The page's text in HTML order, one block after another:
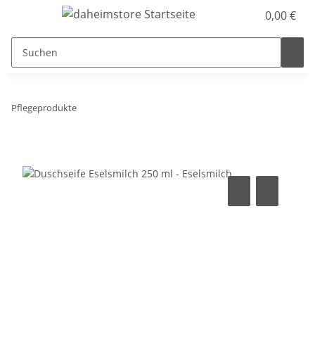
0,00 €
Pflegeprodukte